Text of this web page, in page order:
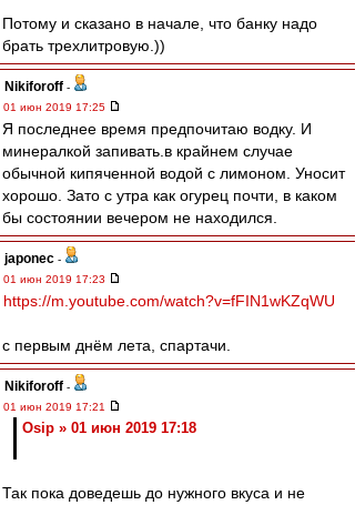
Потому и сказано в начале, что банку надо
брать трехлитровую.))
Nikiforoff -
01 июн 2019 17:25
Я последнее время предпочитаю водку. И
минералкой запивать.в крайнем случае
обычной кипяченной водой с лимоном. Уносит
хорошо. Зато с утра как огурец почти, в каком
бы состоянии вечером не находился.
japonec -
01 июн 2019 17:23
https://m.youtube.com/watch?v=fFIN1wKZqWU
с первым днём лета, спартачи.
Nikiforoff -
01 июн 2019 17:21
Osip » 01 июн 2019 17:18
Так пока доведешь до нужного вкуса и не